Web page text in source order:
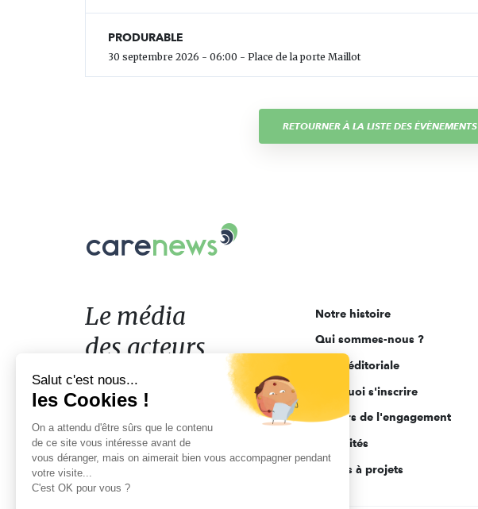
PRODURABLE
30 septembre 2026 - 06:00 - Place de la porte Maillot
RETOURNER À LA LISTE DES ÉVÈNEMENTS
Le
acteurs
de
l'engagement
Le média
des acteurs
de l'engagement
Notre histoire
Qui sommes-nous ?
Ligne éditoriale
Pourquoi s'inscrire
Acteurs de l'engagement
Actualités
Appels à projets
Salut c'est nous...
les Cookies !
On a attendu d'être sûrs que le contenu
de ce site vous intéresse avant de
vous déranger, mais on aimerait bien vous accompagner pendant
votre visite...
C'est OK pour vous ?